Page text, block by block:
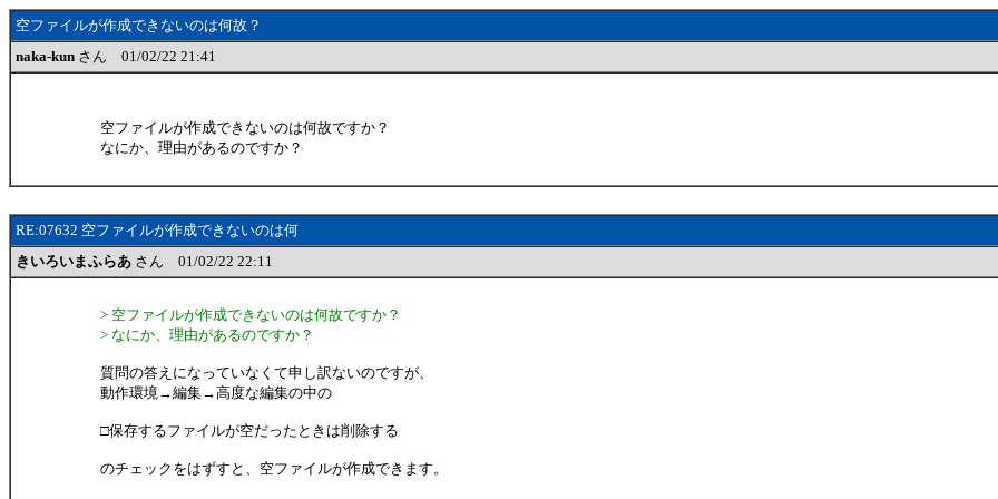
空ファイルが作成できないのは何故？
naka-kun さん 01/02/22 21:41
空ファイルが作成できないのは何故ですか？
なにか、理由があるのですか？
RE:07632 空ファイルが作成できないのは何
きいろいまふらあ さん 01/02/22 22:11
> 空ファイルが作成できないのは何故ですか？
> なにか、理由があるのですか？
質問の答えになっていなくて申し訳ないのですが、
動作環境→編集→高度な編集の中の
□保存するファイルが空だったときは削除する
のチェックをはずすと、空ファイルが作成できます。